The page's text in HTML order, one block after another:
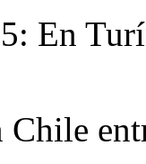
En
Chile